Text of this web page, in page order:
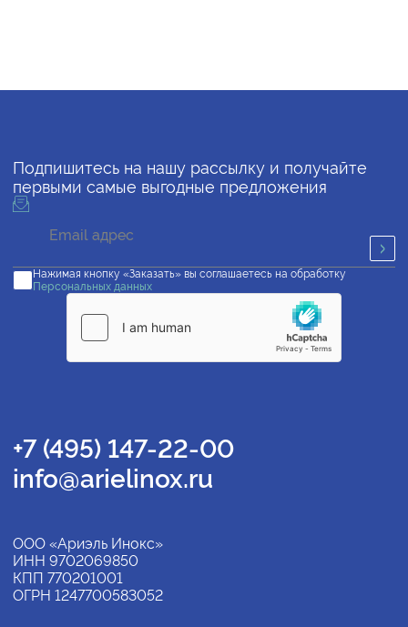
Подпишитесь на нашу рассылку и получайте
первыми самые выгодные предложения
Нажимая кнопку «Заказать» вы соглашаетесь на обработку
Персональных данных
+7 (495) 147-22-00
info@arielinox.ru
ООО «Ариэль Инокс»
ИНН 9702069850
КПП 770201001
ОГРН 1247700583052